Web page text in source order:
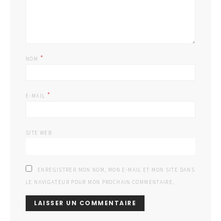
NOM *
E-MAIL *
SITE WEB
ENREGISTRER MON NOM, MON E-MAIL ET MON SITE DANS
LE NAVIGATEUR POUR MON PROCHAIN COMMENTAIRE.